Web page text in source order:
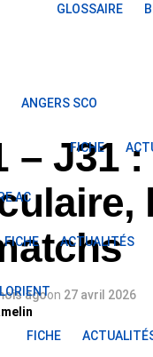
GLOSSAIRE
ANGERS SCO
FICHE
AC
FICHE ACTUALITÉS
FICHE
– J31
agoon 27 avril 2026